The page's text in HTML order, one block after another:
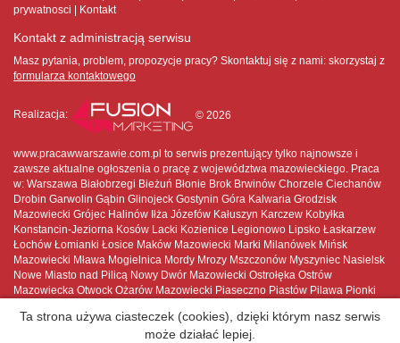
prywatnosci
Kontakt
Kontakt z administracją serwisu
Masz pytania, problem, propozycje pracy? Skontaktuj się z nami: skorzystaj z
formularza kontaktowego
Realizacja: © 2026
www.pracawwarszawie.com.pl to serwis prezentujący tylko najnowsze i
zawsze aktualne ogłoszenia o pracę z województwa mazowieckiego. Praca
w: Warszawa Białobrzegi Bieżuń Błonie Brok Brwinów Chorzele Ciechanów
Drobin Garwolin Gąbin Glinojeck Gostynin Góra Kalwaria Grodzisk
Mazowiecki Grójec Halinów Iłża Józefów Kałuszyn Karczew Kobyłka
Konstancin-Jeziorna Kosów Lacki Kozienice Legionowo Lipsko Łaskarzew
Łochów Łomianki Łosice Maków Mazowiecki Marki Milanówek Mińsk
Mazowiecki Mława Mogielnica Mordy Mrozy Mszczonów Myszyniec Nasielsk
Nowe Miasto nad Pilicą Nowy Dwór Mazowiecki Ostrołęka Ostrów
Mazowiecka Otwock Ożarów Mazowiecki Piaseczno Piastów Pilawa Pionki
Raciąż Radom Radzymin Różan Serock Siedlce Sierpc Skaryszew
Sochaczew Sokołów Podlaski Sulejówek Szydłowiec Tarczyn Tłuszcz Warka
Ta strona używa ciasteczek (cookies), dzięki którym nasz serwis
może działać lepiej.